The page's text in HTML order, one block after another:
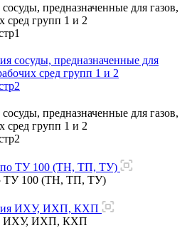
предназначенные для газов,
сред групп 1 и 2
предназначенные для газов,
сред групп 1 и 2
ТУ 100 (ТН, ТП, ТУ)
ИХУ, ИХП, КХП